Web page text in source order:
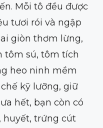
Mỗi tô đều được
tươi rói và ngập
giòn thơm lừng,
tôm sú, tôm tích
heo ninh mềm
kỹ lưỡng, giữ
hết, bạn còn có
huyết, trứng cút